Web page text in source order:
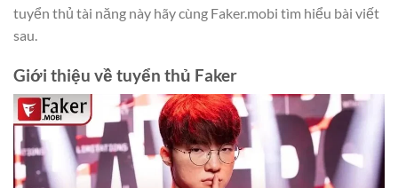
tuyển thủ tài năng này hãy cùng Faker.mobi tìm hiểu bài viết
sau.
Giới thiệu về tuyển thủ Faker